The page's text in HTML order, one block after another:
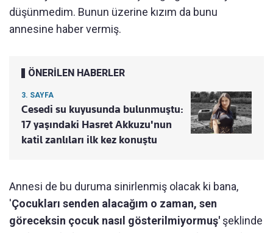
düşünmedim. Bunun üzerine kızım da bunu
annesine haber vermiş.
ÖNERİLEN HABERLER
3. SAYFA
Cesedi su kuyusunda bulunmuştu:
17 yaşındaki Hasret Akkuzu'nun
katil zanlıları ilk kez konuştu
Annesi de bu duruma sinirlenmiş olacak ki bana,
'Çocukları senden alacağım o zaman, sen
göreceksin çocuk nasıl gösterilmiyormuş' şeklinde